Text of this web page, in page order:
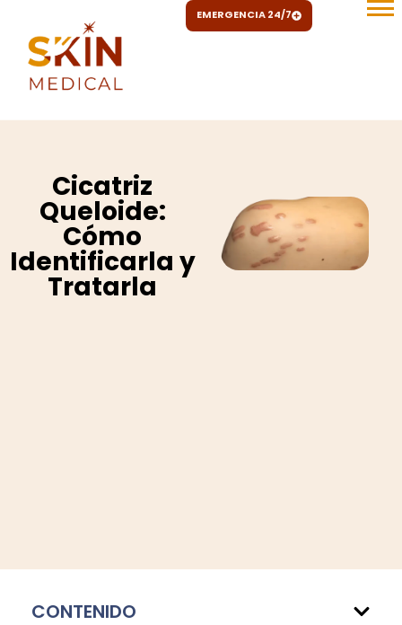
contenido
EMERGENCIA 24/7
Cicatriz
Queloide:
Cómo
Identificarla y
Tratarla
CONTENIDO